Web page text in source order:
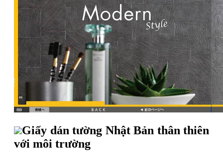
Giấy dán tường Nhật Bản thân thiên
với môi trường